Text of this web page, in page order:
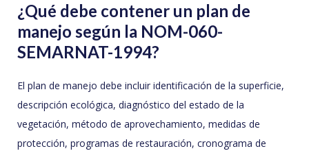
¿Qué debe contener un plan de
manejo según la NOM-060-
SEMARNAT-1994?
El plan de manejo debe incluir identificación de la superficie,
descripción ecológica, diagnóstico del estado de la
vegetación, método de aprovechamiento, medidas de
protección, programas de restauración, cronograma de